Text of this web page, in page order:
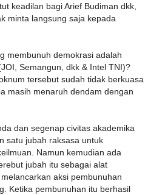
keadilan bagi Arief Budiman dkk,
minta langsung saja kepada
membunuh demokrasi adalah
Semangun, dkk & Intel TNI)?
tersebut sudah tidak berkuasa
masih menaruh dendam dengan
dan segenap civitas akademika
satu jubah raksasa untuk
Namun kemudian ada
jubah itu sebagai alat
aksi pembunuhan
Ketika pembunuhan itu berhasil